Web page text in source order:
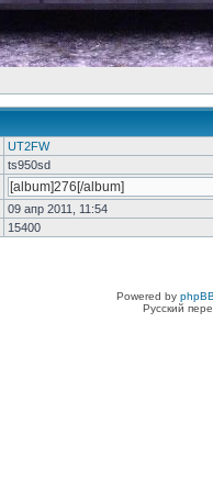
UT2FW
ts950sd
09 апр 2011, 11:54
15400
Powered by
Русский